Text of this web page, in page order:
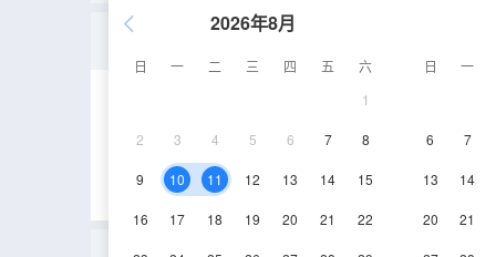
2026年8月
日 一 二 三 四 五
六
1
2 3 4 5 6 7 8
9 10 11 12 13 14 15
16 17 18 19 20 21 22
日 一
6 7
13 14
20 21
28-30㎡